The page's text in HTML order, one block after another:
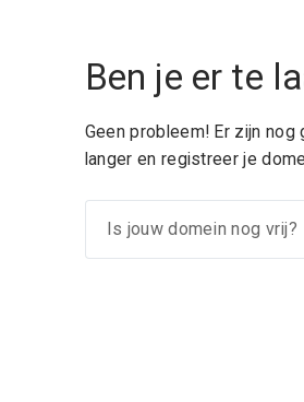
Ben je er te
Geen probleem! Er zijn
langer en registreer je